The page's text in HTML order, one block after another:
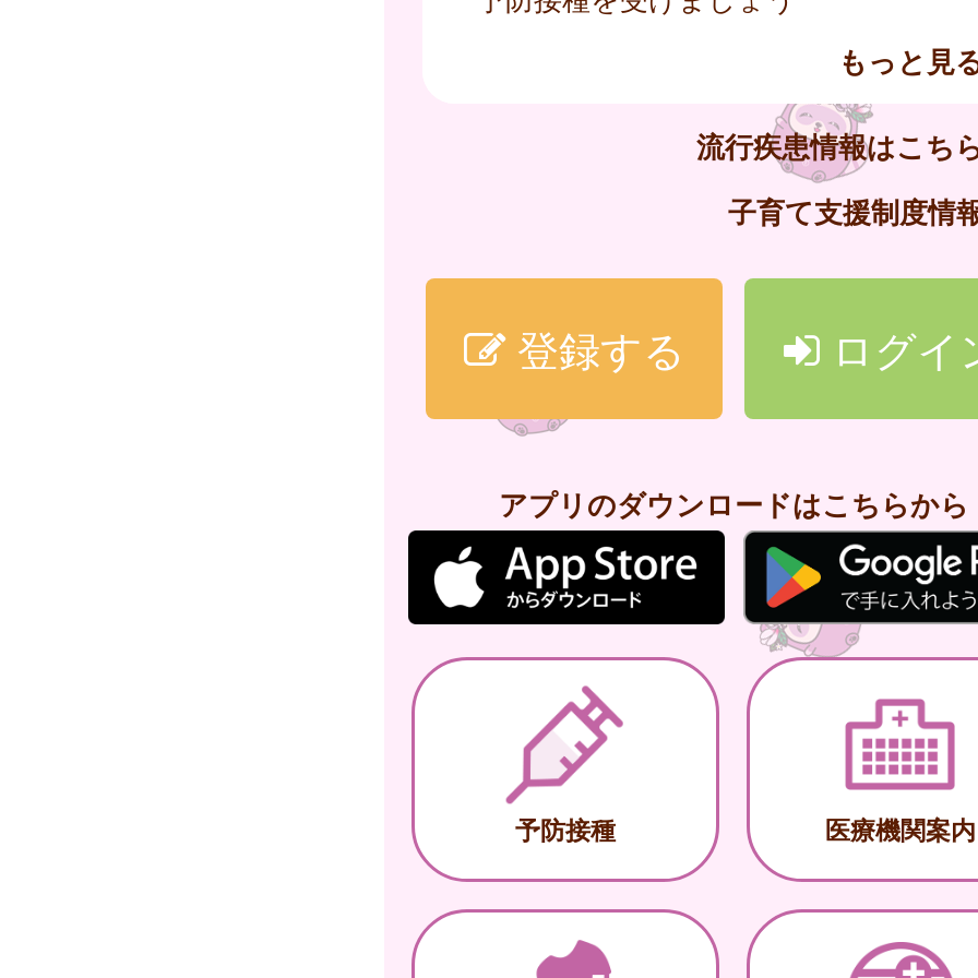
もっと見
流行疾患情報はこち
子育て支援制度情
登録する ログイ
アプリのダウンロードはこちらから
予防接種 医療機関案内